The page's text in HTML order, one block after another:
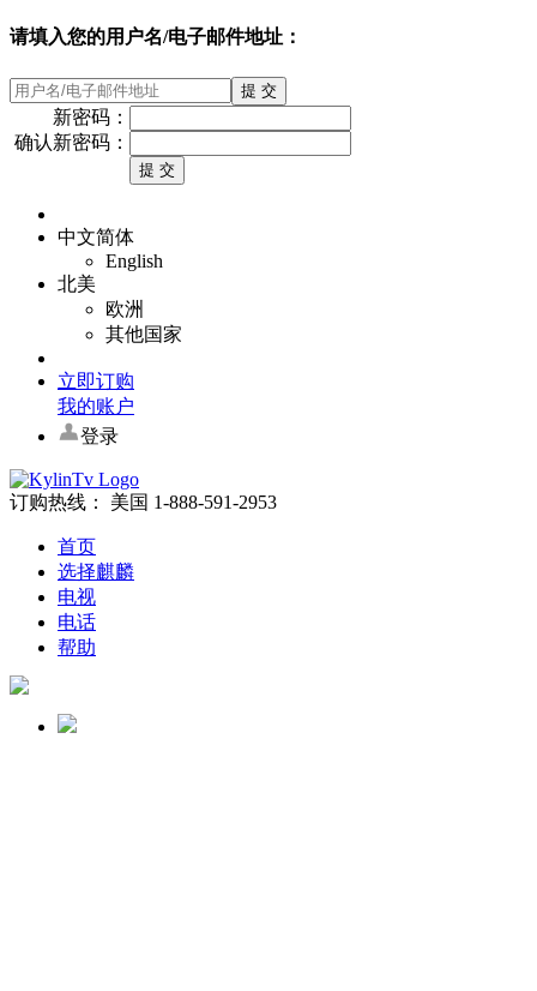
请填入您的用户名/电子邮件地址：
新密码：
确认新密码：
中文简体
English
北美
欧洲
其他国家
立即订购
我的账户
登录
订购热线： 美国 1-888-591-2953
首页
选择麒麟
电视
电话
帮助